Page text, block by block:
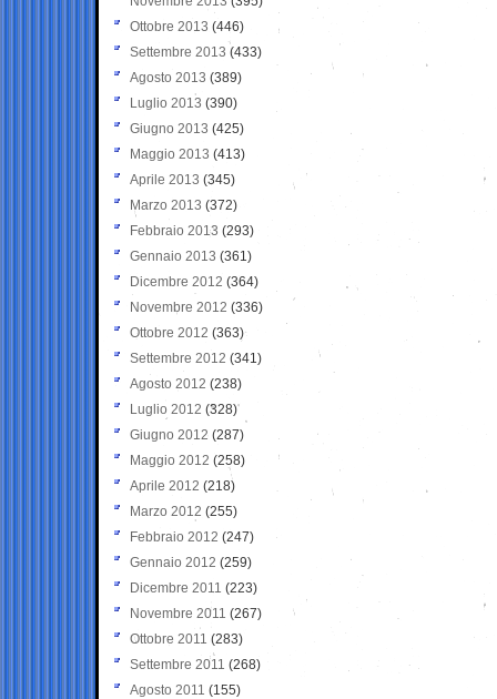
Ottobre 2013 (446)
Settembre 2013 (433)
Agosto 2013 (389)
Luglio 2013 (390)
Giugno 2013 (425)
Maggio 2013 (413)
Aprile 2013 (345)
Marzo 2013 (372)
Febbraio 2013 (293)
Gennaio 2013 (361)
Dicembre 2012 (364)
Novembre 2012 (336)
Ottobre 2012 (363)
Settembre 2012 (341)
Agosto 2012 (238)
Luglio 2012 (328)
Giugno 2012 (287)
Maggio 2012 (258)
Aprile 2012 (218)
Marzo 2012 (255)
Febbraio 2012 (247)
Gennaio 2012 (259)
Dicembre 2011 (223)
Novembre 2011 (267)
Ottobre 2011 (283)
Settembre 2011 (268)
Agosto 2011 (155)